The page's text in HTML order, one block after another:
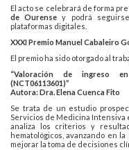
El acto se celebrará de forma
de Ourense y podrá
plataformas digitales.
XXXI Premio Manuel Cabaleiro
El premio ha sido otorgado al
“Valoración de ingreso
(NCT06113601)”
Autora: Dra. Elena Cuenca Fito
Se trata de un estudio
Servicios de Medicina Intensiva
analiza los criterios y
hematológicos, avanzando en
mejorar la toma de decisiones